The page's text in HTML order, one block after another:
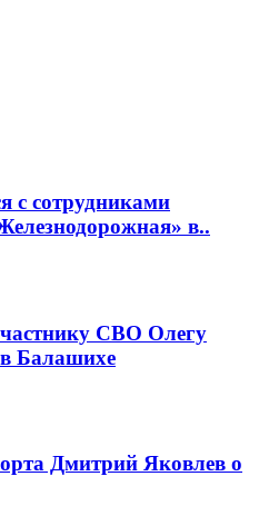
с сотрудниками
в..
СВО Олегу
Балашихе
Дмитрий Яковлев о